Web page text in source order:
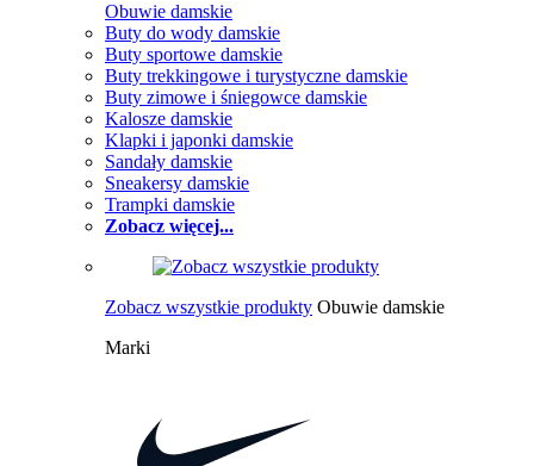
Obuwie damskie
Buty do wody damskie
Buty sportowe damskie
Buty trekkingowe i turystyczne damskie
Buty zimowe i śniegowce damskie
Kalosze damskie
Klapki i japonki damskie
Sandały damskie
Sneakersy damskie
Trampki damskie
Zobacz więcej...
Zobacz wszystkie produkty Obuwie damskie
Marki